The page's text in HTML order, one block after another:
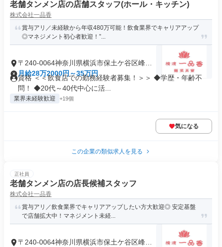
老舗タンメン店の店舗スタッフ(ホール・キッチン)
株式会社一品香
賞与アリ／未経験から年収480万可能！飲食業界でキャリアアップ
◎マネジメント初心者歓迎！”...
〒240-0064神奈川県横浜市保土ケ谷区峰岡
町
月給28万2000円～35万円
資格 ＜＜飲食店での勤務経験者募集！＞＞ ◆学歴・年齢不
問！ ◆20代～40代中心に活...
業界未経験歓迎 +19個
気になる
この企業の類似求人を見る
正社員
老舗タンメン店の店長候補スタッフ
株式会社一品香
賞与アリ／飲食業界でキャリアアップしたい方大歓迎◎ 安定基盤
で店舗拡大中！マネジメント未経...
〒240-0064神奈川県横浜市保土ケ谷区峰岡